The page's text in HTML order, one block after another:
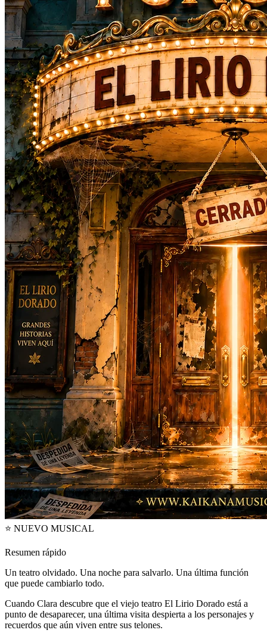
⭐ NUEVO MUSICAL
Resumen rápido
Un teatro olvidado. Una noche para salvarlo. Una última función
que puede cambiarlo todo.
Cuando Clara descubre que el viejo teatro El Lirio Dorado está a
punto de desaparecer, una última visita despierta a los personajes y
recuerdos que aún viven entre sus telones.